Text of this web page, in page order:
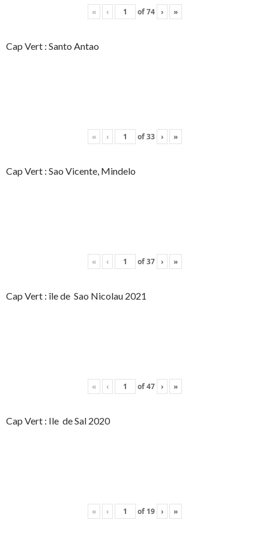
« ‹ of74 › »
Cap Vert : Santo Antao
« ‹ of33 › »
Cap Vert : Sao Vicente, Mindelo
« ‹ of37 › »
Cap Vert : île de Sao Nicolau 2021
« ‹ of47 › »
Cap Vert : Ile de Sal 2020
« ‹ of 19 › »